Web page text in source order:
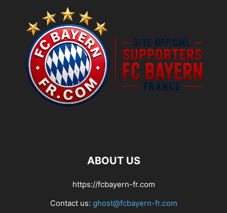
ABOUT US
https://fcbayern-fr.com
Contact us: ghost@fcbayern-fr.com